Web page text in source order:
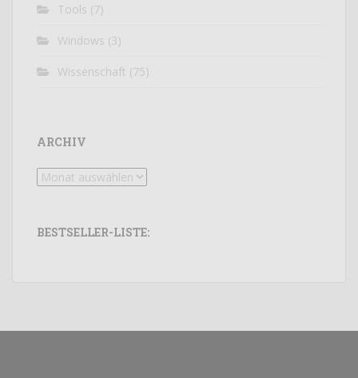
Tools (7)
Windows (3)
Wissenschaft (75)
ARCHIV
Archiv
BESTSELLER-LISTE: